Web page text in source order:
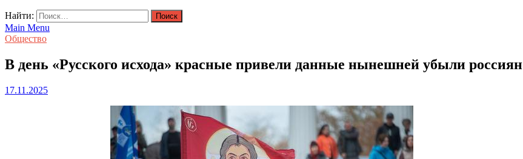
Найти:
Main Menu
Общество
В день «Русского исхода» красные привели данные нынешней убыли россиян
17.11.2025